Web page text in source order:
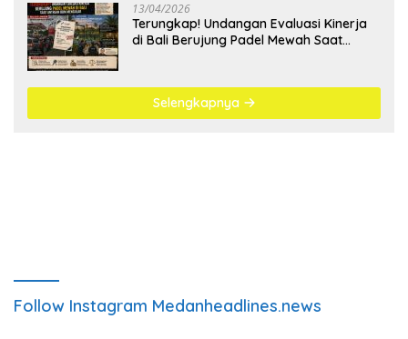
13/04/2026
Terungkap! Undangan Evaluasi Kinerja
di Bali Berujung Padel Mewah Saat
Selengkapnya
Follow Instagram Medanheadlines.news